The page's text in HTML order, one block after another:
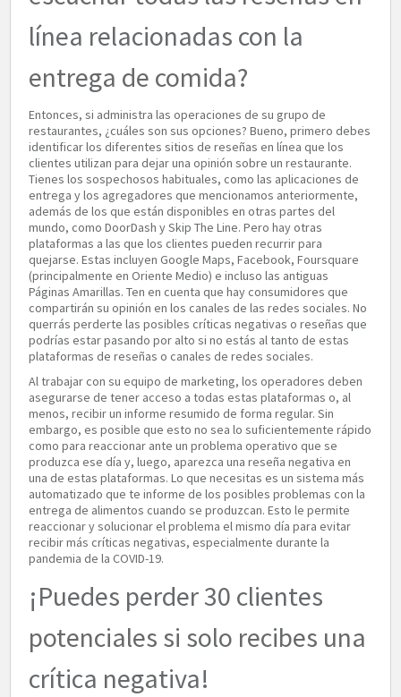
línea relacionadas con la
entrega de comida?
Entonces, si administra las operaciones de su grupo de
restaurantes, ¿cuáles son sus opciones? Bueno, primero debes
identificar los diferentes sitios de reseñas en línea que los
clientes utilizan para dejar una opinión sobre un restaurante.
Tienes los sospechosos habituales, como las aplicaciones de
entrega y los agregadores que mencionamos anteriormente,
además de los que están disponibles en otras partes del
mundo, como DoorDash y Skip The Line. Pero hay otras
plataformas a las que los clientes pueden recurrir para
quejarse. Estas incluyen Google Maps, Facebook, Foursquare
(principalmente en Oriente Medio) e incluso las antiguas
Páginas Amarillas. Ten en cuenta que hay consumidores que
compartirán su opinión en los canales de las redes sociales. No
querrás perderte las posibles críticas negativas o reseñas que
podrías estar pasando por alto si no estás al tanto de estas
plataformas de reseñas o canales de redes sociales.
Al trabajar con su equipo de marketing, los operadores deben
asegurarse de tener acceso a todas estas plataformas o, al
menos, recibir un informe resumido de forma regular. Sin
embargo, es posible que esto no sea lo suficientemente rápido
como para reaccionar ante un problema operativo que se
produzca ese día y, luego, aparezca una reseña negativa en
una de estas plataformas. Lo que necesitas es un sistema más
automatizado que te informe de los posibles problemas con la
entrega de alimentos cuando se produzcan. Esto le permite
reaccionar y solucionar el problema el mismo día para evitar
recibir más críticas negativas, especialmente durante la
pandemia de la COVID-19.
¡Puedes perder 30 clientes
potenciales si solo recibes una
crítica negativa!